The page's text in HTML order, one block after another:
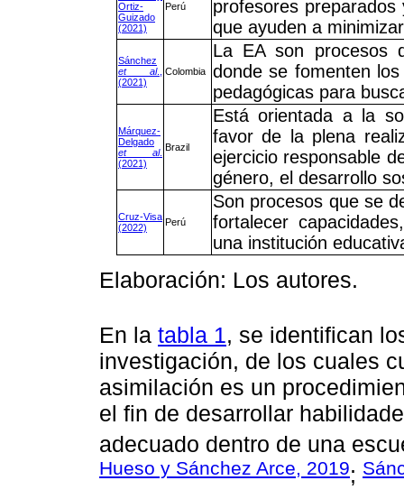
Ortiz-
Guizado
(2021)
Perú
profesores
que ayuden a
Sánchez
et al.,
(2021)
Colombia
La EA son procesos
donde se fomenten
pedagógicas para
Márquez-
Delgado
et al.
(2021)
Brazil
Está orientada a la
favor de la plena
ejercicio responsable
género, el desarrollo
Cruz-Visa
(2022)
Perú
Son procesos que se
fortalecer
una institución
Elaboración: Los autores.
En la tabla 1, se identifican
investigación, de los cuales
asimilación es un
el fin de desarrollar
adecuado dentro de una
Hueso y Sánchez Arce, 2019;